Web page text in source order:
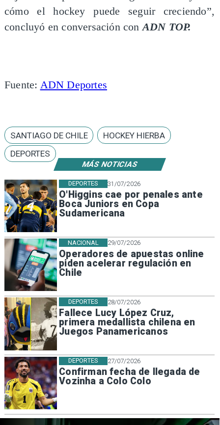
MÁS NOTICIAS
31/07/2026
O'Higgins cae por penales ante
Boca Juniors en Copa
Sudamericana
DEPORTES
29/07/2026
Operadores de apuestas online
piden acelerar regulación en
Chile
NACIONAL
28/07/2026
Fallece Lucy López Cruz,
primera medallista chilena en
Juegos Panamericanos
DEPORTES
27/07/2026
Confirman fecha de llegada de
Vozinha a Colo Colo
DEPORTES
cómo el hockey puede seguir creciendo”,
concluyó en conversación conADN TOP.
Fuente: ADN Deportes
SANTIAGO DE CHILE
HOCKEY HIERBA
DEPORTES